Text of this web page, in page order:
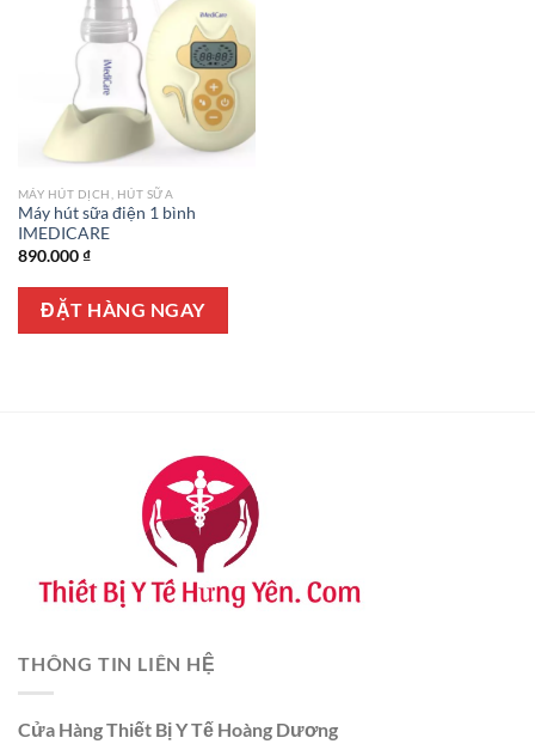
MÁY HÚT DỊCH, HÚT SỮA
Máy hút sữa điện 1 bình
IMEDICARE
890.000₫
ĐẶT HÀNG NGAY
THÔNG TIN LIÊN HỆ
Cửa Hàng Thiết Bị Y Tế Hoàng Dương